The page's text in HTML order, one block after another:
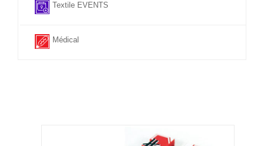
Textile EVENTS
Médical